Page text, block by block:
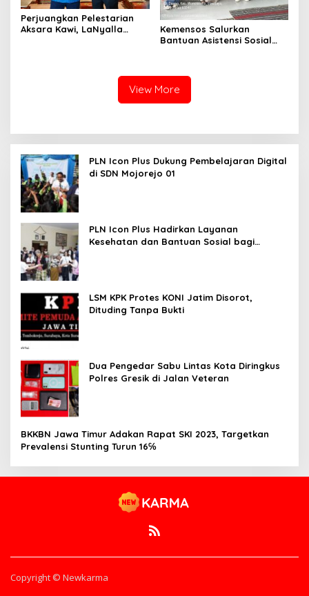
Perjuangkan Pelestarian
Aksara Kawi, LaNyalla
Kemensos Salurkan
Bantuan Asistensi Sosial
View More
PLN Icon Plus Dukung Pembelajaran Digital
di SDN Mojorejo 01
PLN Icon Plus Hadirkan Layanan
Kesehatan dan Bantuan Sosial bagi
LSM KPK Protes KONI Jatim Disorot,
Dituding Tanpa Bukti
Dua Pengedar Sabu Lintas Kota Diringkus
Polres Gresik di Jalan Veteran
BKKBN Jawa Timur Adakan Rapat SKI 2023, Targetkan
Prevalensi Stunting Turun 16℅
Copyright © Newkarma